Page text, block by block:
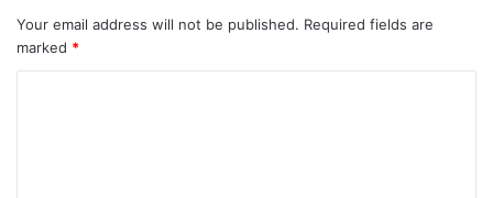
Your email address will not be published. Required fields are
marked *